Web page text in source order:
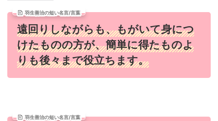
羽生善治の短い名言/言葉
遠回りしながらも、もがいて身につ
けたものの方が、簡単に得たものよ
りも後々まで役立ちます。
羽生善治の短い名言/言葉